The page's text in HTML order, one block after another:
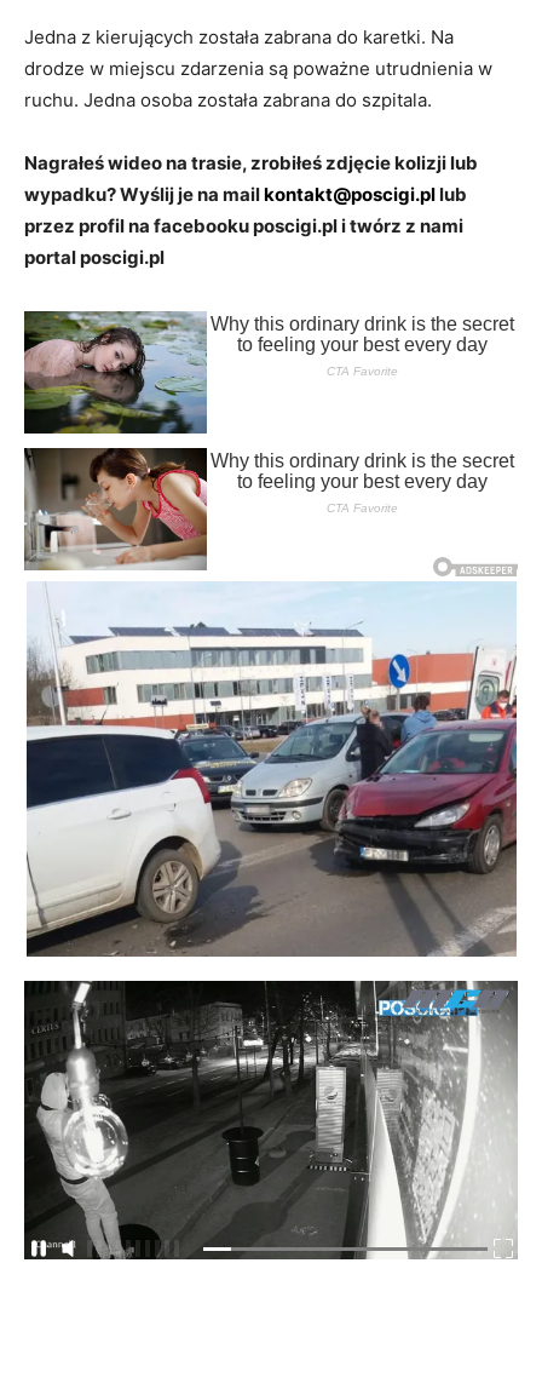
Jedna z kierujących została zabrana do karetki. Na
drodze w miejscu zdarzenia są poważne utrudnienia w
ruchu. Jedna osoba została zabrana do szpitala.
Nagrałeś wideo na trasie, zrobiłeś zdjęcie kolizji lub
wypadku? Wyślij je na mailkontakt@poscigi.pllub
przez profil na facebooku poscigi.pl i twórz z nami
portal poscigi.pl